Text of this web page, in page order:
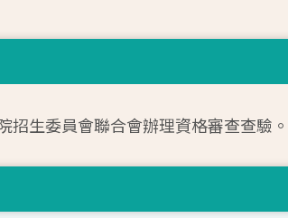
招生委員會聯合會辦理資格審查查驗。